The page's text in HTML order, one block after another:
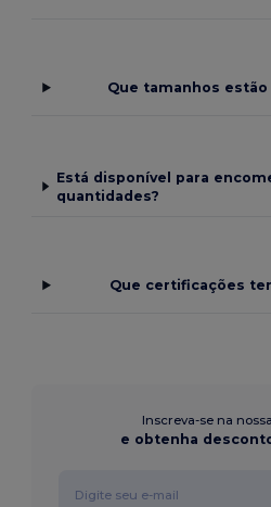
Que tamanhos
Está disponível para
quantidades?
Que certificações
Inscreva-se na
e obtenha